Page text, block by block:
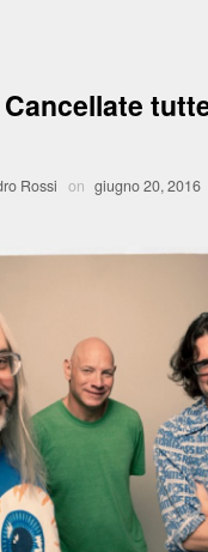
Rossi on giugno 20, 2016